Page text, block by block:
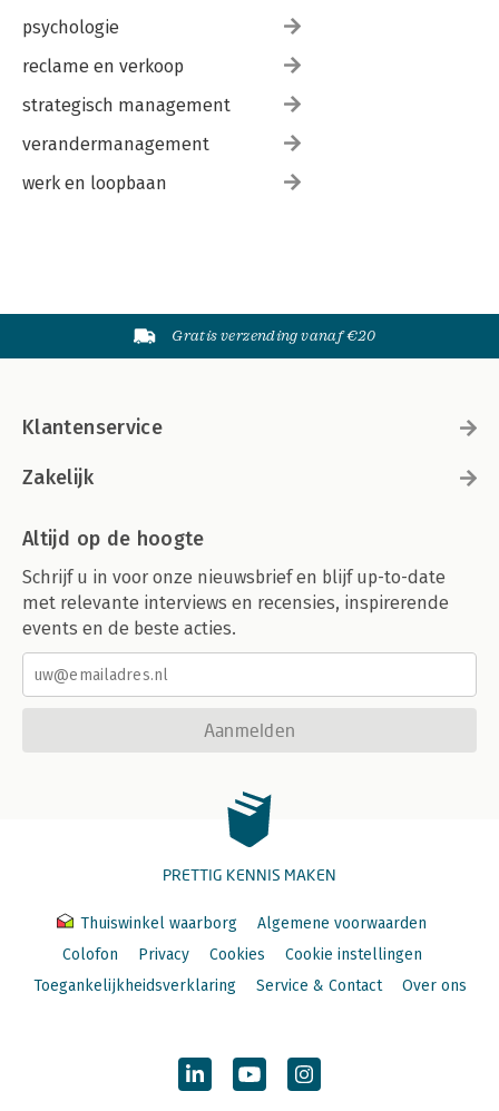
psychologie
reclame en verkoop
strategisch management
verandermanagement
werk en loopbaan
Gratis verzending vanaf €20
Klantenservice
Zakelijk
Altijd op de hoogte
Schrijf u in voor onze nieuwsbrief en blijf up-to-date
met relevante interviews en recensies, inspirerende
events en de beste acties.
Aanmelden
PRETTIG KENNIS MAKEN
Thuiswinkel waarborg
Algemene voorwaarden
Colofon
Privacy Cookies
Cookie instellingen
Toegankelijkheidsverklaring
Service & Contact Over ons